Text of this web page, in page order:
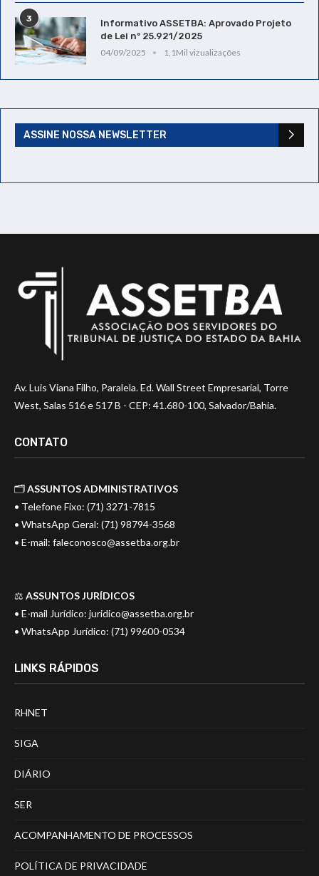
3
Informativo ASSETBA: Aprovado Projeto
de Lei nº 25.921/2025
04/09/2025
1,1Mil vizualizações
ASSINE NOSSA NEWSLETTER
Av. Luis Viana Filho, Paralela. Ed. Wall Street Empresarial, Torre
West, Salas 516 e 517 B - CEP: 41.680-100, Salvador/Bahia.
CONTATO
🗂️ASSUNTOS ADMINISTRATIVOS
• Telefone Fixo: (71) 3271-7815
• WhatsApp Geral: (71) 98794-3568
• E-mail: faleconosco@assetba.org.br
⚖️ ASSUNTOS JURÍDICOS
• E-mail Jurídico: juridico@assetba.org.br
• WhatsApp Jurídico: (71) 99600-0534
LINKS RÁPIDOS
RHNET
SIGA
DIÁRIO
SER
ACOMPANHAMENTO DE PROCESSOS
POLÍTICA DE PRIVACIDADE